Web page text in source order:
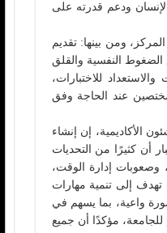
ودعم قدرته على
ومن بينها: تقديم
النفسية والقلق
للاختبارات،
عند الحاجة وفق
الأكاديمية، إن إنشاء
أن كثيرًا من التحديات
وصعوبات إدارة الوقت،
إلى تنمية مهارات
واعية، بما يسهم في
للجامعة، مؤكدًا أن جميع